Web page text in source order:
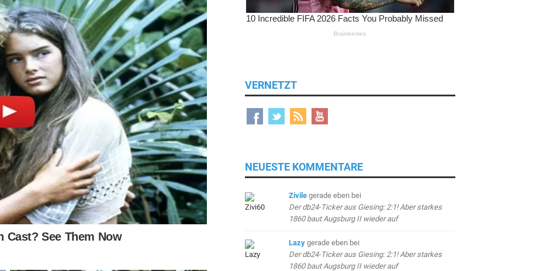
VERNETZT
NEUESTE KOMMENTARE
Zivile gerade ebenbei
Der db24-Ticker aus Giesing: 2:1! Aber starkes
1860 baut Augsburg II wieder auf
Lazy gerade ebenbei
Der db24-Ticker aus Giesing: 2:1! Aber starkes
1860 baut Augsburg II wieder auf